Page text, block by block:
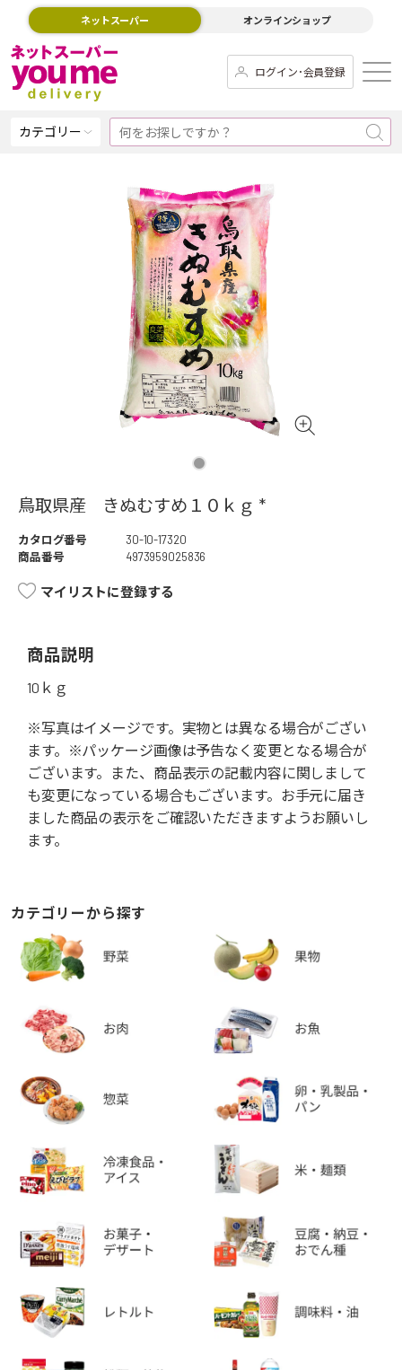
ネットスーパー オンラインショップ
ログイン･会員登録
カテゴリー
鳥取県産 きぬむすめ１０ｋｇ *
カタログ番号
30-10-17320
商品番号
4973959025836
マイリストに登録する
商品説明
10ｋｇ
※写真はイメージです。実物とは異なる場合がござい
ます。※パッケージ画像は予告なく変更となる場合が
ございます。また、商品表示の記載内容に関しまして
も変更になっている場合もございます。お手元に届き
ました商品の表示をご確認いただきますようお願いし
ます。
カテゴリーから探す